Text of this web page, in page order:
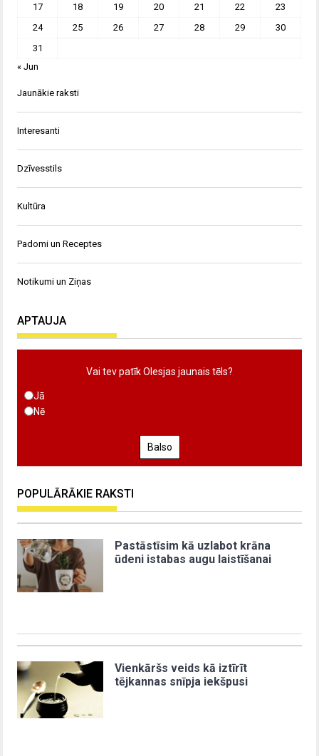
17
18 19 20 21 22
23
24
25 26 27 28 29
30
31
« Jun
Jaunākie raksti
Interesanti
Dzīvesstils
Kultūra
Padomi un Receptes
Notikumi un Ziņas
APTAUJA
Vai tev patīk Olesjas jaunais tēls?
Jā
Nē
Balso
POPULĀRĀKIE RAKSTI
Pastāstīsim kā uzlabot krāna
ūdeni istabas augu laistīšanai
Vienkāršs veids kā iztīrīt
tējkannas snīpja iekšpusi